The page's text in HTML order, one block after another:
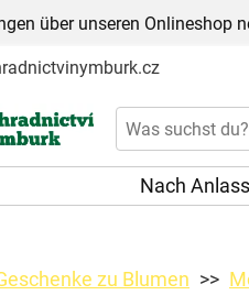
über unseren Onlineshop
Nach Anlass
zu Blumen